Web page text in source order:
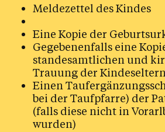
Meldezettel des Kindes
Eine Kopie der
Gegebenenfalls eine
standesamtlichen und
Trauung der
Einen
bei der Taufpfarre) der
(falls diese nicht in
wurden)